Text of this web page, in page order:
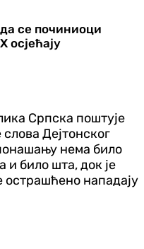
се починиоци
осјећају
Српска поштује
Дејтонског
нема било
и било шта, док је
острашћено нападају